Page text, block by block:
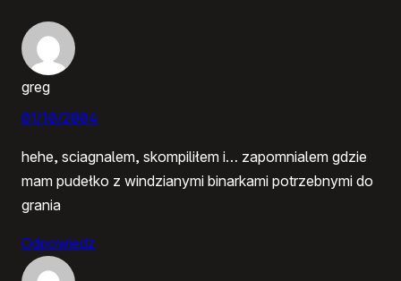
greg
01/10/2004
hehe, sciagnalem, skompiliłem i… zapomnialem gdzie
mam pudełko z windzianymi binarkami potrzebnymi do
grania
Odpowiedz